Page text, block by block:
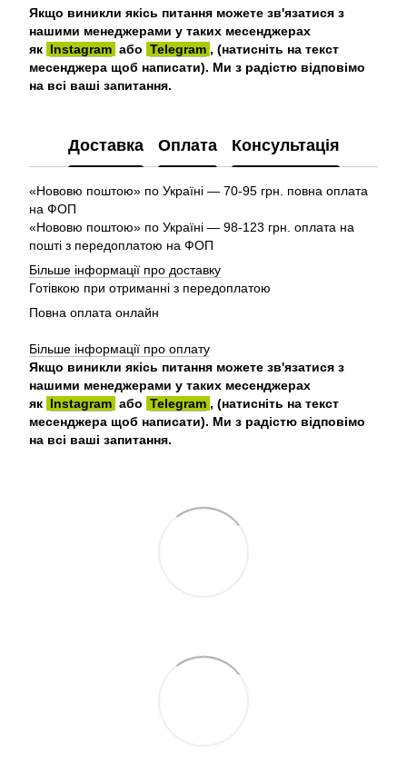
Якщо виникли якісь питання можете зв'язатися з
нашими менеджерами у таких месенджерах
як Instagram або Telegram , (натисніть на текст
месенджера щоб написати). Ми з радістю відповімо
на всі ваші запитання.
Доставка Оплата Консультація
«Нововю поштою» по Україні — 70-95 грн. повна оплата
на ФОП
«Нововю поштою» по Україні — 98-123 грн. оплата на
пошті з передоплатою на ФОП
Більше інформації про доставку
Готівкою при отриманні з передоплатою
Повна оплата онлайн
Більше інформації про оплату
Якщо виникли якісь питання можете зв'язатися з
нашими менеджерами у таких месенджерах
як Instagram або Telegram , (натисніть на текст
месенджера щоб написати). Ми з радістю відповімо
на всі ваші запитання.